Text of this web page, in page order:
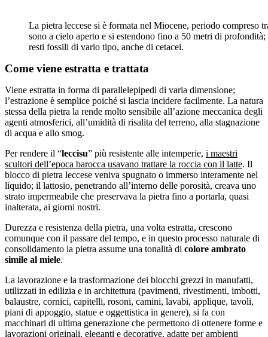
La pietra leccese si è formata nel Miocene, periodo compreso
sono a cielo aperto e si estendono fino a 50 metri di
resti fossili di vario tipo, anche di cetacei.
Come viene estratta e trattata
Viene estratta in forma di parallelepipedi di varia dimensione;
l’estrazione è semplice poiché si lascia incidere facilmente. La natura
stessa della pietra la rende molto sensibile all’azione meccanica degli
agenti atmosferici, all’umidità di risalita del terreno, alla stagnazione
di acqua e allo smog.
Per rendere il “leccisu” più resistente alle intemperie, i maestri
scultori dell’epoca barocca usavano trattare la roccia con il latte. Il
blocco di pietra leccese veniva spugnato o immerso interamente nel
liquido; il lattosio, penetrando all’interno delle porosità, creava uno
strato impermeabile che preservava la pietra fino a portarla, quasi
inalterata, ai giorni nostri.
Durezza e resistenza della pietra, una volta estratta, crescono
comunque con il passare del tempo, e in questo processo naturale di
consolidamento la pietra assume una tonalità di colore ambrato
simile al miele.
La lavorazione e la trasformazione dei blocchi grezzi in manufatti,
utilizzati in edilizia e in architettura (pavimenti, rivestimenti, imbotti,
balaustre, cornici, capitelli, rosoni, camini, lavabi, applique, tavoli,
piani di appoggio, statue e oggettistica in genere), si fa con
macchinari di ultima generazione che permettono di ottenere forme e
lavorazioni originali, eleganti e decorative, adatte per ambienti